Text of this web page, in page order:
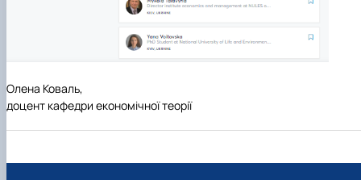
Олена Коваль,
доцент кафедри економічної теорії